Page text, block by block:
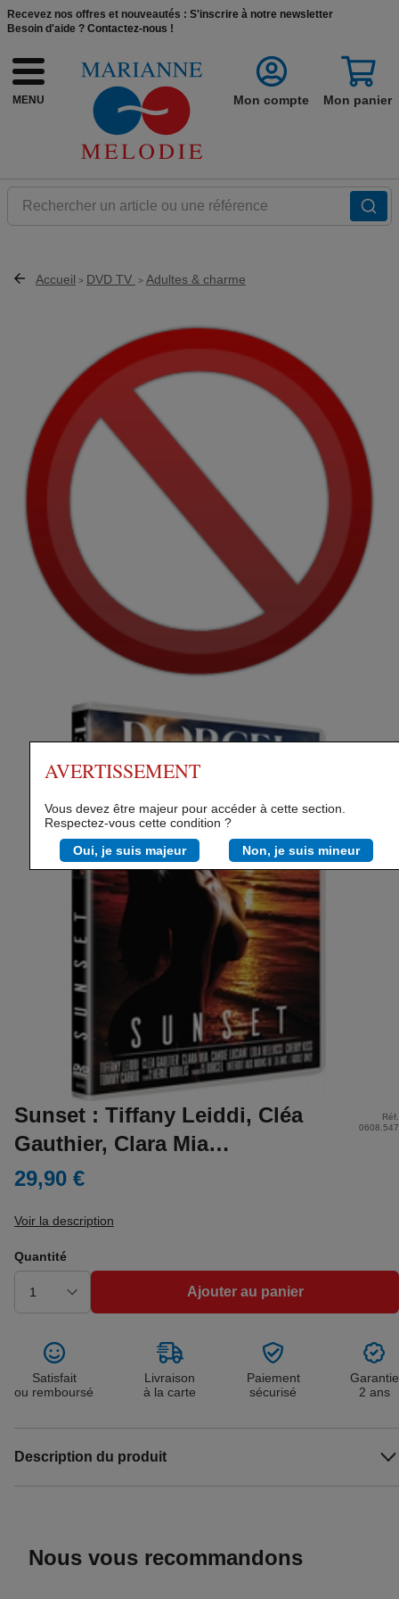
AVERTISSEMENT
Vous devez être majeur pour accéder à cette section.
Respectez-vous cette condition ?
Oui, je suis majeur
Non, je suis mineur
Recevez nos offres et nouveautés : S'inscrire à notre newsletter
Besoin d'aide ? Contactez-nous !
MENU
Rechercher un article ou une référence
Mon compte Mon panier
Accueil > DVD TV > Adultes & charme
Sunset : Tiffany Leiddi, Cléa
Gauthier, Clara Mia…
Réf.
0608.547
29,90 €
Voir la description
Quantité
Ajouter au panier
Satisfait
ou remboursé
Livraison
à la carte
Paiement
sécurisé
Garantie
2 ans
Description du produit
Nous vous recommandons